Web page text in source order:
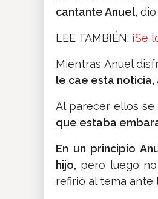
cantante Anuel,
LEE TAMBIÉN: ¡Se
Mientras Anuel
le cae esta
Al parecer ellos
que estaba
En un principio
hijo, pero luego
refirió al tema ante